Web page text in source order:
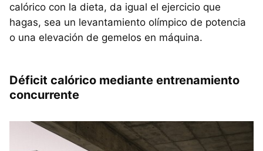
calórico con la dieta, da igual el ejercicio que
hagas, sea un levantamiento olímpico de potencia
o una elevación de gemelos en máquina.
Déficit calórico mediante entrenamiento
concurrente